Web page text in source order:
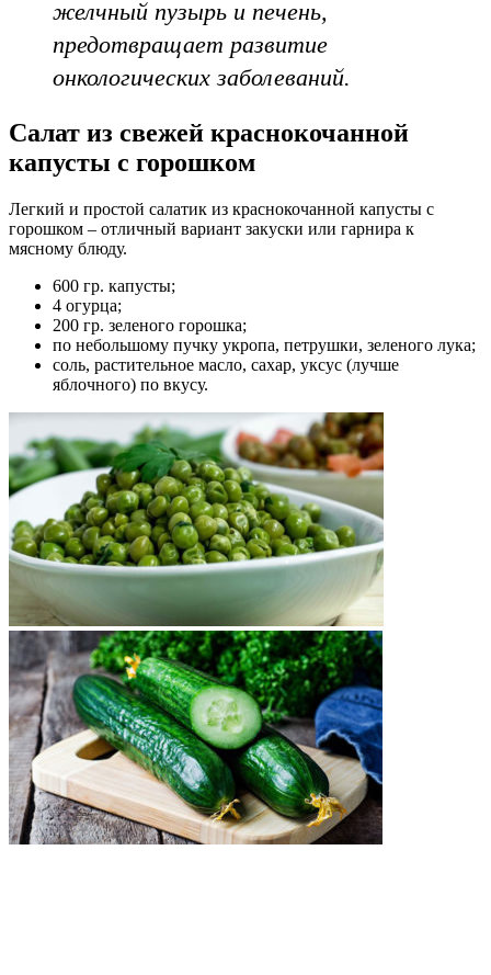
желчный пузырь и печень,
предотвращает развитие
онкологических заболеваний.
Салат из свежей краснокочанной
капусты с горошком
Легкий и простой салатик из краснокочанной капусты с
горошком – отличный вариант закуски или гарнира к
мясному блюду.
600 гр. капусты;
4 огурца;
200 гр. зеленого горошка;
по небольшому пучку укропа, петрушки, зеленого лука;
соль, растительное масло, сахар, уксус (лучше
яблочного) по вкусу.